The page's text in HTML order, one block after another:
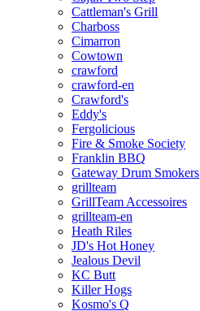
Cattleman's Grill
Charboss
Cimarron
Cowtown
crawford
crawford-en
Crawford's
Eddy's
Fergolicious
Fire & Smoke Society
Franklin BBQ
Gateway Drum Smokers
grillteam
GrillTeam Accessoires
grillteam-en
Heath Riles
JD's Hot Honey
Jealous Devil
KC Butt
Killer Hogs
Kosmo's Q